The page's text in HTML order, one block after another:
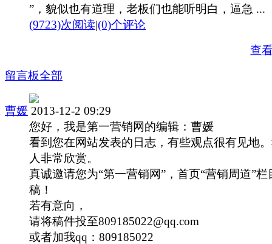
”，貌似也有道理，老板们也能听明白，逼急 ...
(9723)次阅读|(0)个评论
查
留言板全部
曹媛 2013-12-2 09:29
您好，我是第一营销网的编辑：曹媛
看到您在网站发表的日志，有些观点很有见地
人非常欣赏。
真诚邀请您为“第一营销网”，首页“营销周道”栏
稿！
若有意向，
请将稿件投至809185022@qq.com
或者加我qq：809185022